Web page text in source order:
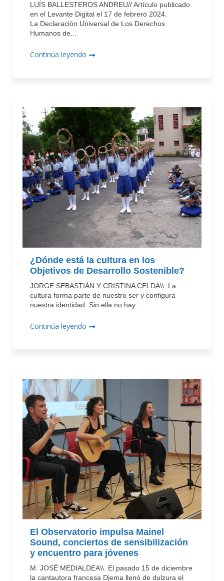
LUÍS BALLESTEROS ANDREU// Artículo publicado
en el Levante Digital el 17 de febrero 2024.
La Declaración Universal de Los Derechos
Humanos de...
Continúa leyendo
¿Dónde está la cultura en los
Objetivos de Desarrollo Sostenible?
JORGE SEBASTIÁN Y CRISTINA CELDA\\. La
cultura forma parte de nuestro ser y configura
nuestra identidad. Sin ella no hay...
Continúa leyendo
El Observatorio impulsa Mainel
Sound, conciertos de sensibilización
y encuentro para jóvenes
M. JOSÉ MEDIALDEA\\. El pasado 15 de diciembre
la cantautora francesa Djema llenó de dulzura el